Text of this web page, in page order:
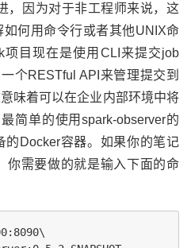
，因为对于非工程师来说，这
何用命令行或者其他UNIX命
项目现在是使用CLI来提交job
个RESTful API来管理提交到
味着可以在企业内部环境中将
简单的使用spark-observer的
的Docker容器。如果你的笔记
你需要做的就是输入下面的命